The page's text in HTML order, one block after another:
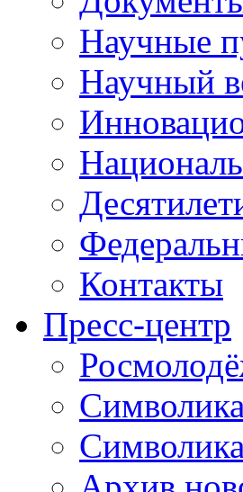
Научные
Научный
Контакты
Пресс-центр